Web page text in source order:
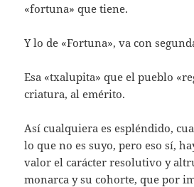
«fortuna» que tiene.
Y lo de «Fortuna», va con
Esa «txalupita» que el pueblo
criatura, al emérito.
Así cualquiera es espléndido,
lo que no es suyo, pero eso sí,
valor el carácter resolutivo y
monarca y su cohorte, que por